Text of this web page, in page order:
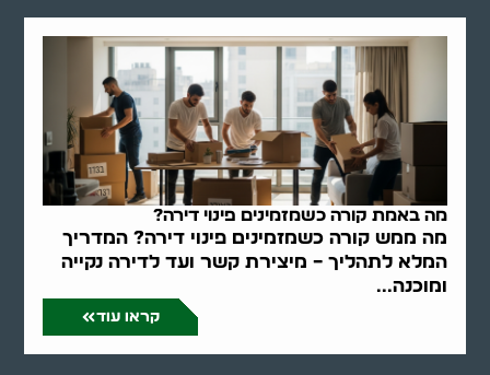
מה באמת קורה כשמזמינים פינוי דירה?
מה ממש קורה כשמזמינים פינוי דירה? המדריך
המלא לתהליך – מיצירת קשר ועד לדירה נקייה
ומוכנה...
קראו עוד